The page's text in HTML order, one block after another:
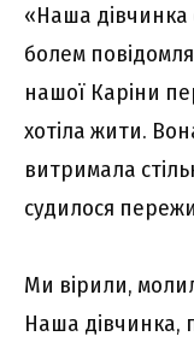
«Наша
болем
нашої Каріни
хотіла жити.
витримала
судилося
Ми вірили,
Наша дівчинка,